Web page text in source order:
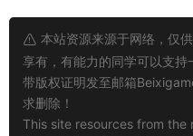
本站资源来源于网络，仅
享有，有能力的同学可以支
带版权证明发至邮箱
求删除！
This site resources from